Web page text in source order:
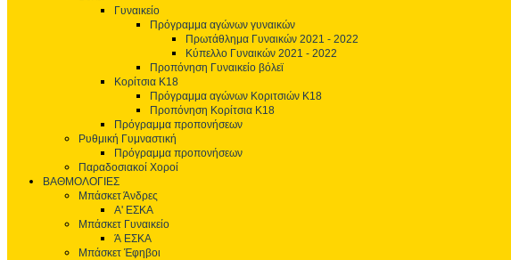
Γυναικείο
Πρόγραμμα αγώνων γυναικών
Πρωτάθλημα Γυναικών 2021 - 2022
Κύπελλο Γυναικών 2021 - 2022
Προπόνηση Γυναικείο βόλεϊ
Κορίτσια Κ18
Πρόγραμμα αγώνων Κοριτσιών Κ18
Προπόνηση Κορίτσια Κ18
Πρόγραμμα προπονήσεων
Ρυθμική Γυμναστική
Πρόγραμμα προπονήσεων
Παραδοσιακοί Χοροί
ΒΑΘΜΟΛΟΓΙΕΣ
Μπάσκετ Άνδρες
Α' ΕΣΚΑ
Μπάσκετ Γυναικείο
Ά ΕΣΚΑ
Μπάσκετ Έφηβοι